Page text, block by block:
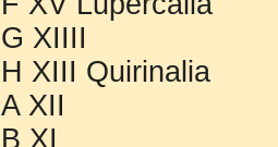
G XIIII
H XIII Quirinalia
A XII
B XI